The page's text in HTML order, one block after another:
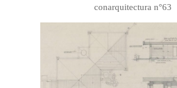
conarquitectura n°63